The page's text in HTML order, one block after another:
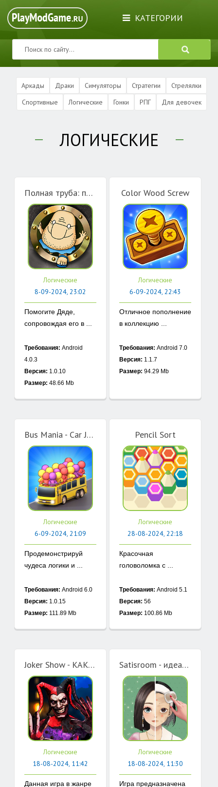
КАТЕГОРИИ
Аркады Драки Симуляторы Стратегии
Стрелялки
Спортивные
Логические Гонки РПГ Для девочек
ЛОГИЧЕСКИЕ
Полная труба: приключения Дяди
Логические
8-09-2024, 23:02
Помогите Дяде,
сопровождая его в ...
Требования: Android
4.0.3
Версия: 1.0.10
Размер: 48.66 Mb
Color Wood Screw
Логические
6-09-2024, 22:43
Отличное пополнение
в коллекцию ...
Требования: Android 7.0
Версия: 1.1.7
Размер: 94.29 Mb
Bus Mania - Car Jam Puzzle
Логические
6-09-2024, 21:09
Продемонстрируй
чудеса логики и ...
Требования: Android 6.0
Версия: 1.0.15
Размер: 111.89 Mb
Pencil Sort
Логические
28-08-2024, 22:18
Красочная
головоломка с ...
Требования: Android 5.1
Версия: 56
Размер: 100.86 Mb
Joker Show - КАК ПРИЗВАТЬ ШУТА
Логические
18-08-2024, 11:42
Данная игра в жанре
Satisroom - идеальный порядок
Логические
18-08-2024, 11:30
Игра предназначена